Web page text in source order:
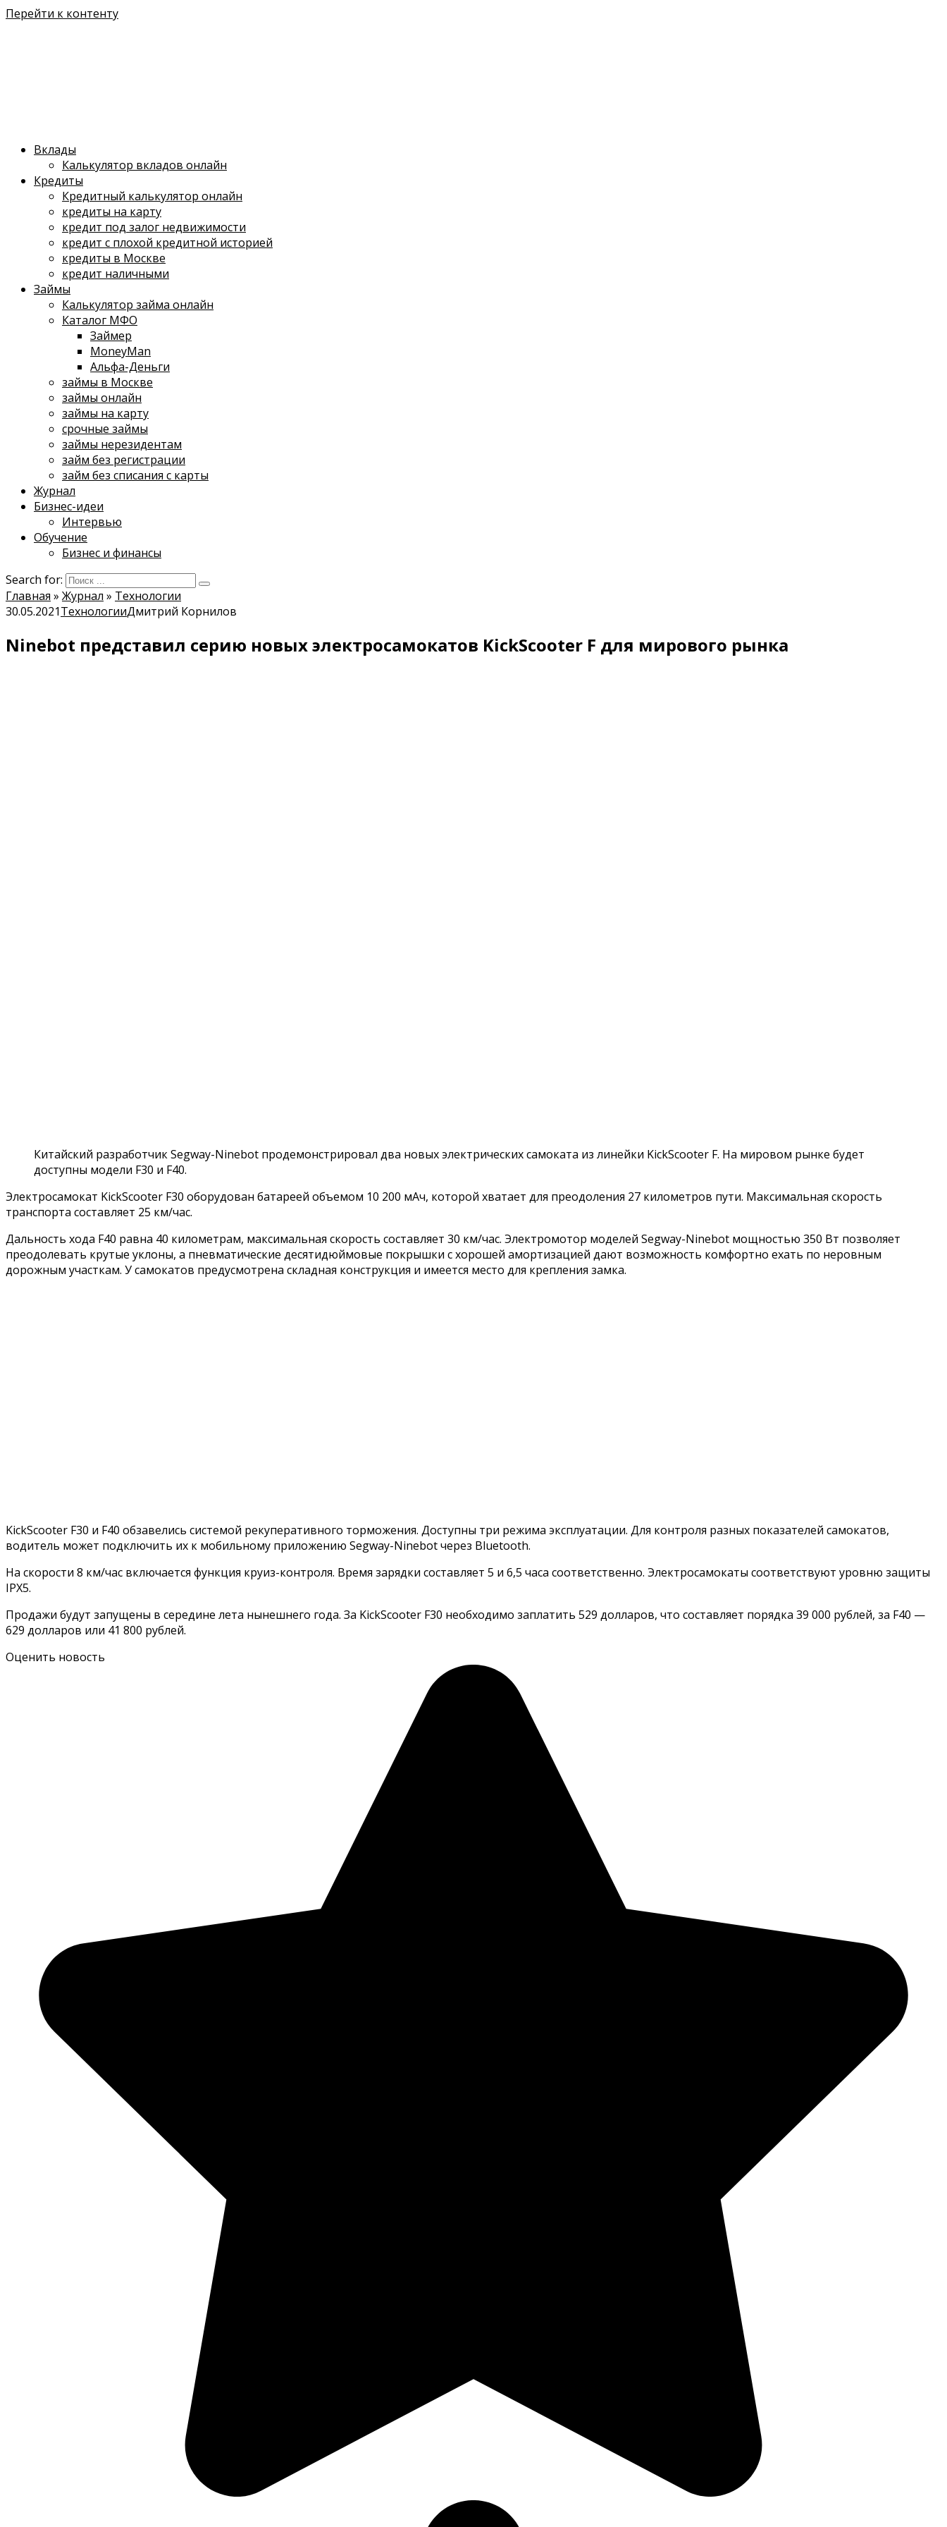
Перейти к контенту
Вклады
Калькулятор вкладов онлайн
Кредиты
Кредитный калькулятор онлайн
кредиты на карту
кредит под залог недвижимости
кредит с плохой кредитной историей
кредиты в Москве
кредит наличными
Займы
Калькулятор займа онлайн
Каталог МФО
Займер
MoneyMan
Альфа-Деньги
займы в Москве
займы онлайн
займы на карту
срочные займы
займы нерезидентам
займ без регистрации
займ без списания с карты
Журнал
Бизнес-идеи
Интервью
Обучение
Бизнес и финансы
Search for:
Главная » Журнал » Технологии
30.05.2021ТехнологииДмитрий Корнилов
Ninebot представил серию новых электросамокатов KickScooter F для мирового рынка
Китайский разработчик Segway-Ninebot продемонстрировал два новых электрических самоката из линейки KickScooter F. На мировом рынке будет
доступны модели F30 и F40.
Электросамокат KickScooter F30 оборудован батареей объемом 10 200 мАч, которой хватает для преодоления 27 километров пути. Максимальная скорость
транспорта составляет 25 км/час.
Дальность хода F40 равна 40 километрам, максимальная скорость составляет 30 км/час. Электромотор моделей Segway-Ninebot мощностью 350 Вт позволяет
преодолевать крутые уклоны, а пневматические десятидюймовые покрышки с хорошей амортизацией дают возможность комфортно ехать по неровным
дорожным участкам. У самокатов предусмотрена складная конструкция и имеется место для крепления замка.
KickScooter F30 и F40 обзавелись системой рекуперативного торможения. Доступны три режима эксплуатации. Для контроля разных показателей самокатов,
водитель может подключить их к мобильному приложению Segway-Ninebot через Bluetooth.
На скорости 8 км/час включается функция круиз-контроля. Время зарядки составляет 5 и 6,5 часа соответственно. Электросамокаты соответствуют уровню защиты
IPX5.
Продажи будут запущены в середине лета нынешнего года. За KickScooter F30 необходимо заплатить 529 долларов, что составляет порядка 39 000 рублей, за F40 —
629 долларов или 41 800 рублей.
Оценить новость